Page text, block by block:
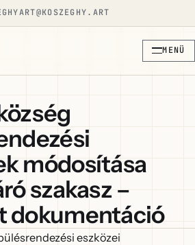
MENÜ
módosítása
szakasz –
dokumentáció
eszközei